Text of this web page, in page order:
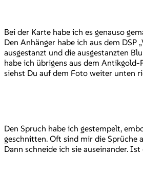
Bei der Karte habe ich es genauso
Den Anhänger habe ich aus dem DSP
ausgestanzt und die ausgestanzten
habe ich übrigens aus dem Antikgold-
siehst Du auf dem Foto weiter unten
Den Spruch habe ich gestempelt,
geschnitten. Oft sind mir die Sprüche
Dann schneide ich sie auseinander.